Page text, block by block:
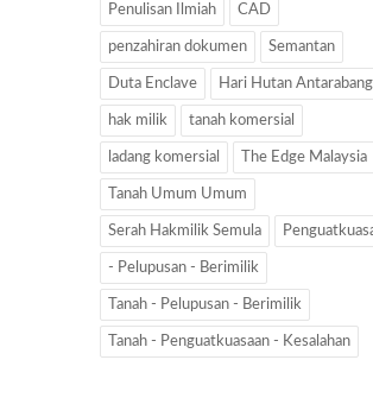
Penulisan Ilmiah CAD
penzahiran dokumen Semantan
Duta Enclave Hari Hutan
hak milik tanah komersial
ladang komersial The Edge Malaysia
Tanah Umum Umum
Serah Hakmilik Semula
- Pelupusan - Berimilik
Tanah - Pelupusan - Berimilik
Tanah - Penguatkuasaan - Kesalahan